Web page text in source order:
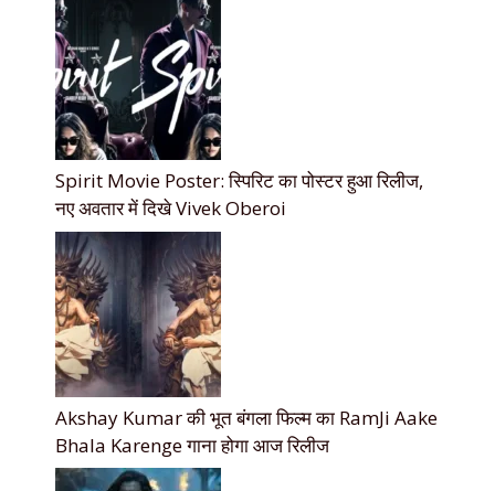
Spirit Movie Poster: स्पिरिट का पोस्टर हुआ रिलीज,
नए अवतार में दिखे Vivek Oberoi
Akshay Kumar की भूत बंगला फिल्म का RamJi Aake
Bhala Karenge गाना होगा आज रिलीज